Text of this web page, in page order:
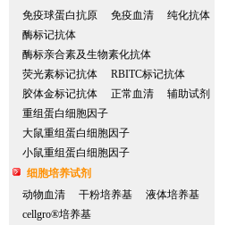
免疫球蛋白抗原
免疫血清
纯化抗体
酶标记抗体
酶标亲合素及生物素化抗体
荧光素标记抗体
RBITC标记抗体
胶体金标记抗体
正常血清
辅助试剂
重组蛋白细胞因子
大鼠重组蛋白细胞因子
小鼠重组蛋白细胞因子
细胞培养试剂
动物血清
干粉培养基
液体培养基
cellgro®培养基